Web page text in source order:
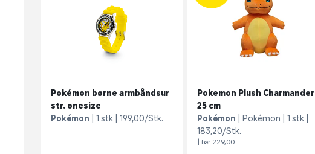
Pokémon børne armbåndsur
str. onesize
Pokémon
1 stk 199,00/Stk.
Pokemon Plush Charmander
25 cm
Pokémon
Pokémon
1 stk
183,20/Stk.
| før 229,00